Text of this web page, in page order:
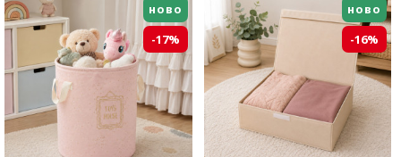
ново
-17%
ново
-16%